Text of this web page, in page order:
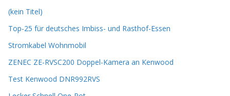
(kein Titel)
Top-25 für deutsches Imbiss- und Rasthof-Essen
Stromkabel Wohnmobil
ZENEC ZE-RVSC200 Doppel-Kamera an Kenwood
Test Kenwood DNR992RVS